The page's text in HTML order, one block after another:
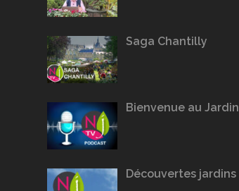
Saga Chantilly
Bienvenue au Jardin
Découvertes jardins